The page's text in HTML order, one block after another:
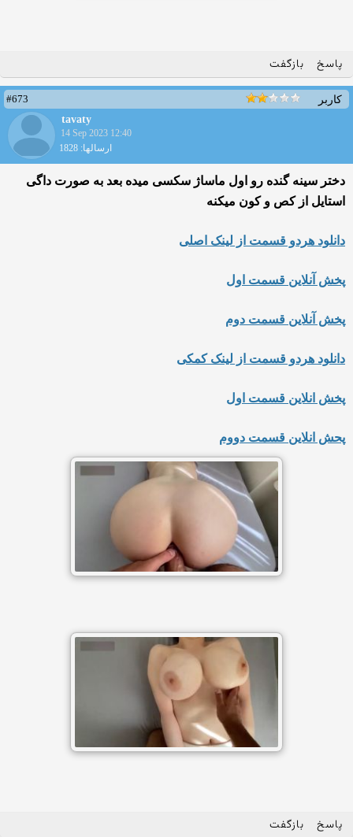
پاسخ بازگفت
کاربر
#673
tavaty
14 Sep 2023 12:40
ارسالها: 1828
دختر سینه گنده رو اول ماساژ سکسی میده بعد به صورت داگی
استایل از کص و کون میکنه
دانلود هردو قسمت از لینک اصلی
پخش آنلاین قسمت اول
پخش آنلاین قسمت دوم
دانلود هردو قسمت از لینک کمکی
پخش انلاین قسمت اول
پحش انلاین قسمت دووم
پاسخ بازگفت